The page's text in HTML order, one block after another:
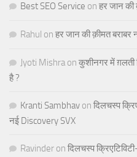
Best SEO Service on हर जान की
Rahul on हर जान की क़ीमत बराबर
Jyoti Mishra on कुशीनगर में ग़लती
है ?
Kranti Sambhav on दिलचस्प
नई Discovery SVX
Ravinder on दिलचस्प